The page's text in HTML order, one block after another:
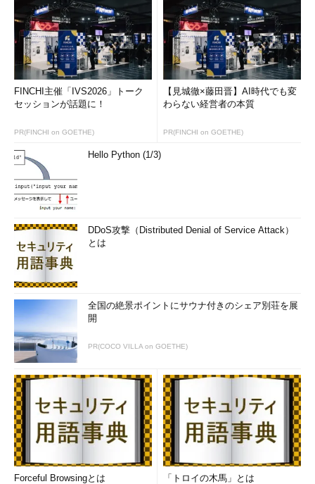
FINCHI主催「IVS2026」トーク
セッションが話題に！
PR(FINCHI on GOETHE)
【見城徹×藤田晋】AI時代でも変
わらない経営者の本質
PR(FINCHI on GOETHE)
Hello Python (1/3)
DDoS攻撃（Distributed Denial of Service Attack）
とは
全国の絶景ポイントにサウナ付きのシェア別荘を展
開
PR(COCO VILLA on GOETHE)
Forceful Browsingとは 「トロイの木馬」とは